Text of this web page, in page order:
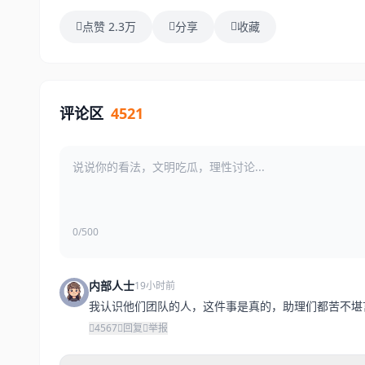
点赞 2.3万 分享 收藏
评论区 4521
0/500
内部人士19小时前
我认识他们团队的人，这件事是真的，助理们都苦不
4567 回复 举报